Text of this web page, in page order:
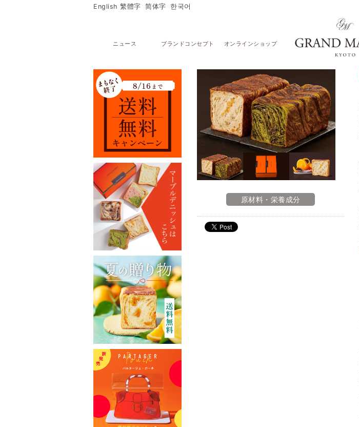
English 繁體字 简体字 한국어
ニュース ブランドコンセプト オンラインショップ
メニュー
オンラインストア
マーブルデニッシュ
PARTAGERマーブルデニッシュ個包装
マーブルデニッシュ２本３本セット
マーブルクルート
ギフトセレクション
ブライダルセレクション
出産内祝い
グランデニッシュ
ご購入サポート
ショッピングガイド
贈り物豆知識
レシピ
店舗・ギャラリー
グランマーブル祇園本店
グランマーブル ファクトリー店
催事カレンダー
直営店のご案内
ギャラリーPARC
グランマーブルについて
ブランドコンセプト
ニュース
会社案内
会社概要
採用情報
お問い合わせ
特定商取引表記
プライバシーポリシー
原材料・栄養成分